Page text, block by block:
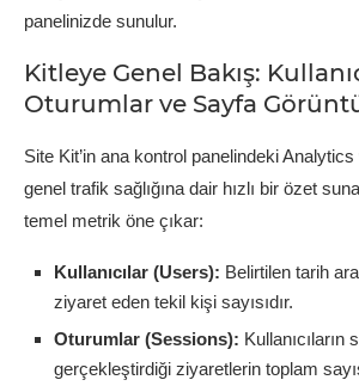
panelinizde sunulur.
Kitleye Genel Bakış:
Oturumlar ve Sayfa
Site Kit’in ana kontrol panelindeki Analytics
genel trafik sağlığına dair hızlı bir özet
temel metrik öne çıkar:
Kullanıcılar (Users): Belirtilen tarih
ziyaret eden tekil kişi sayısıdır.
Oturumlar (Sessions): Kullanıcıların
gerçekleştirdiği ziyaretlerin toplam